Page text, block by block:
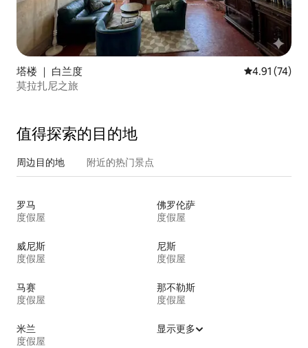
塔楼 ｜ 白兰度 平均评分
4.91 (74)
莫拉扎尼之旅
值得探索的目的地
周边目的地 附近的热门景点
罗马
度假屋
佛罗伦萨
度假屋
威尼斯
度假屋
尼斯
度假屋
马赛
度假屋
那不勒斯
度假屋
米兰
度假屋
显示更多